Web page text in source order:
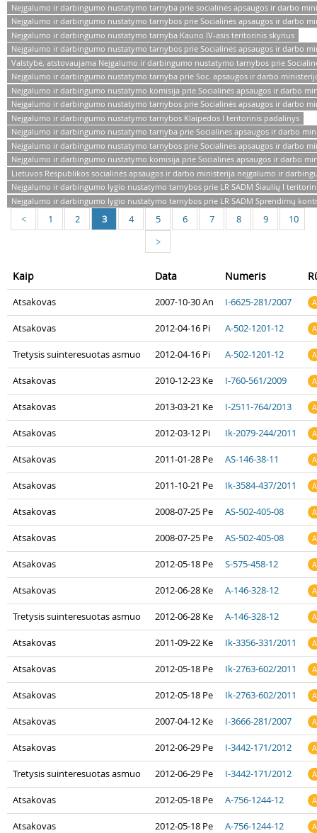
Neįgalumo ir darbingumo nustatymo tarnyba prie socialinės apsaugos ir darbo
Neįgalumo ir darbingumo nustatymo tarnybos prie Socialinės apsaugos ir darbo
Neįgalumo ir darbingumo nustatymo tarnyba Kauno IV-asis teritorinis skyrius
Neįgalumo ir darbingumo nustatymo tarnybos prie Socialinės apsaugos ir darbo
Valstybė, atstovaujama Neįgalumo ir darbingumo nustatymo tarnybos prie
Neįgalumo ir darbingumo nustatymo tarnyba prie Soc. apsaugos ir darbo
Neįgalumo ir darbingumo nustatymo komisija prie Socialinės apsaugos ir darbo
Neįgalumo ir darbingumo nustatymo tarnybos prie Socialinės apsaugos ir darbo
Neįgalumo ir darbingumo nustatymo tarnybos Klaipėdos I teritorinis padalinys
Neįgalumo ir darbingumo nustatymo tarnyba prie Socialinės apsaugos ir darbo
Neįgalumo ir darbingumo nustatymo tarnybos prie Socialinės apsaugos ir darbo
Neįgalumo ir darbingumo nustatymo komisija prie Socialinės apsaugos ir darbo
Lietuvos Respublikos socialinės apsaugos ir darbo ministerija neįgalumo ir
Neįgalumo ir darbingumo lygio nustatymo tarnybos prie LR SADM Šiaulių I
Neįgalumo ir darbingumo lygio nustatymo tarnybos prie LR SADM Sprendimų
< 1 2 3 4 5 6 7 8 9 10
>
Kaip Data Numeris
Atsakovas 2007-10-30 An I-6625-281/2007 A
Atsakovas 2012-04-16 Pi A-502-1201-12 A
Tretysis suinteresuotas asmuo 2012-04-16 Pi A-502-1201-12 A
Atsakovas 2010-12-23 Ke I-760-561/2009 A
Atsakovas 2013-03-21 Ke I-2511-764/2013 A
Atsakovas 2012-03-12 Pi Ik-2079-244/2011 A
Atsakovas 2011-01-28 Pe AS-146-38-11 A
Atsakovas 2011-10-21 Pe Ik-3584-437/2011 A
Atsakovas 2008-07-25 Pe AS-502-405-08 A
Atsakovas 2008-07-25 Pe AS-502-405-08 A
Atsakovas 2012-05-18 Pe S-575-458-12 A
Atsakovas 2012-06-28 Ke A-146-328-12 A
Tretysis suinteresuotas asmuo 2012-06-28 Ke A-146-328-12 A
Atsakovas 2011-09-22 Ke Ik-3356-331/2011 A
Atsakovas 2012-05-18 Pe Ik-2763-602/2011 A
Atsakovas 2012-05-18 Pe Ik-2763-602/2011 A
Atsakovas 2007-04-12 Ke I-3666-281/2007 A
Atsakovas 2012-06-29 Pe I-3442-171/2012 A
Tretysis suinteresuotas asmuo 2012-06-29 Pe I-3442-171/2012 A
Atsakovas 2012-05-18 Pe A-756-1244-12 A
Atsakovas 2012-05-18 Pe A-756-1244-12 A